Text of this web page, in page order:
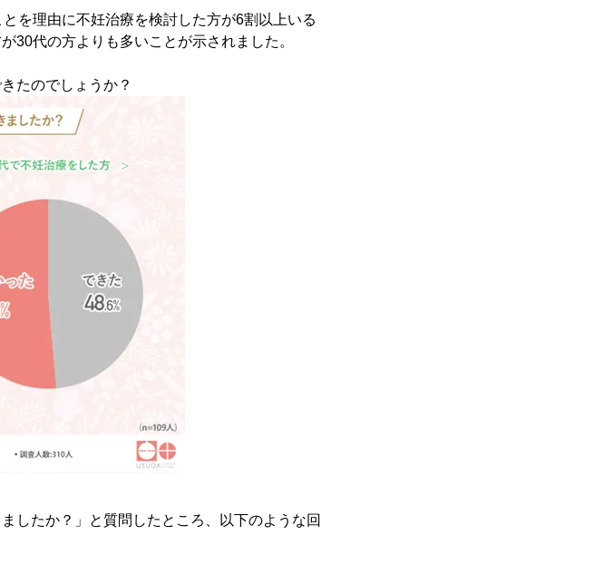
を理由に不妊治療を検討した方が6割以上いる
30代の方よりも多いことが示されました。
たのでしょうか？
したか？」と質問したところ、以下のような回